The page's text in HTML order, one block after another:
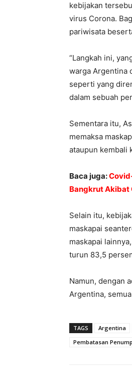
kebijakan
virus Corona.
pariwisata
“Langkah ini,
warga Argentina
seperti yang
dalam sebuah
Sementara itu,
memaksa
ataupun kembali
Baca juga:
Bangkrut Akibat
Selain itu,
maskapai
maskapai
turun 83,5
Namun, dengan
Argentina,
TAGS Argentina
Pembatasan